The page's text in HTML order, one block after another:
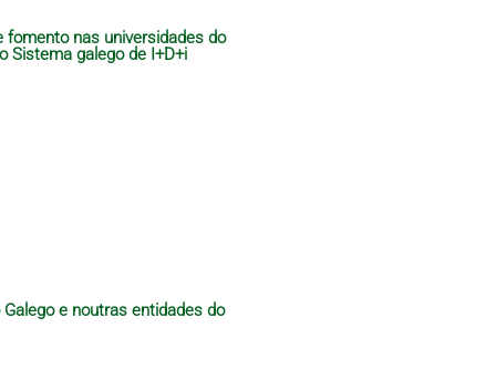
nas universidades do
Sistema galego de I+D+i
e noutras entidades do